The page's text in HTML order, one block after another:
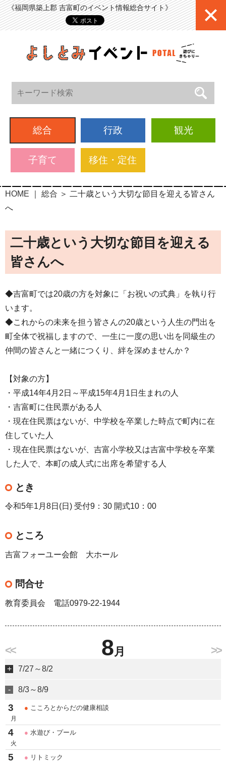
《福岡県築上郡 吉富町のイベント情報総合サイト》
総合 行政 観光
子育て 移住・定住
HOME 総合 ＞ 二十歳という大切な節目を迎える皆さん
へ
二十歳という大切な節目を迎える
皆さんへ
◆吉富町では20歳の方を対象に「お祝いの式典」を執り行
います。
◆これからの未来を担う皆さんの20歳という人生の門出を
町全体で祝福しますので、一生に一度の思い出を同級生の
仲間の皆さんと一緒につくり、絆を深めませんか？
【対象の方】
・平成14年4月2日～平成15年4月1日生まれの人
・吉富町に住民票がある人
・現在住民票はないが、中学校を卒業した時点で町内に在
住していた人
・現在住民票はないが、吉富小学校又は吉富中学校を卒業
した人で、本町の成人式に出席を希望する人
とき
令和5年1月8日(日) 受付9：30 開式10：00
ところ
吉富フォーユー会館 大ホール
問合せ
教育委員会 電話0979-22-1944
<< 8 月 >>
7/27～8/2
8/3～8/9
3
月
● こころとからだの健康相談
4
火
● 水遊び・プール
5 ● リトミック